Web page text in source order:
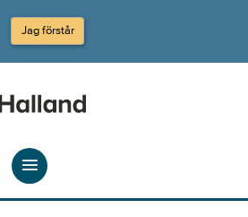
Jag förstår